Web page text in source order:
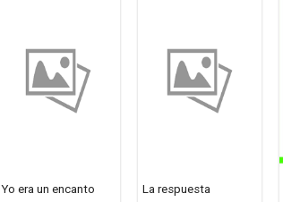
Yo era un encanto La respuesta